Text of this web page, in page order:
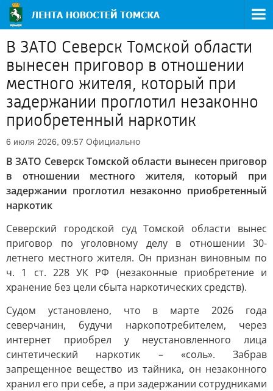
В ЗАТО Северск Томской области
вынесен приговор в отношении
местного жителя, который при
задержании проглотил незаконно
приобретенный наркотик
6 июля 2026, 09:57 Официально
В ЗАТО Северск Томской области вынесен приговор
в отношении местного жителя, который при
задержании проглотил незаконно приобретенный
наркотик
Северский городской суд Томской области вынес
приговор по уголовному делу в отношении 30-
летнего местного жителя. Он признан виновным по
ч. 1 ст. 228 УК РФ (незаконные приобретение и
хранение без цели сбыта наркотических средств).
Судом установлено, что в марте 2026 года
северчанин, будучи наркопотребителем, через
интернет приобрел у неустановленного лица
синтетический наркотик – «соль». Забрав
запрещенное вещество из тайника, он незаконного
хранил его при себе, а при задержании сотрудниками